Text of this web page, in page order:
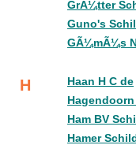
GrÃ¼tter
Guno's
GÃ¼mÃ¼s N
H
Haan H C de
Ham BV
Hamer